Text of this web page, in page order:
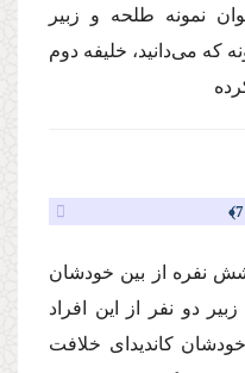
نمونه طلحه و زبیر
كه مى‌دانید، خلیفه دوم
شش نفره از بین خودشان
دو نفر از این افراد
كاندیداى خلافت